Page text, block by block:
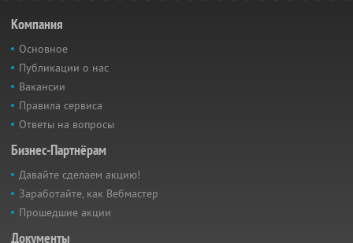
Компания
Основное
Публикации о нас
Вакансии
Правила сервиса
Ответы на вопросы
Бизнес-Партнёрам
Давайте сделаем акцию!
Заработайте, как Вебмастер
Прошедшие акции
Документы